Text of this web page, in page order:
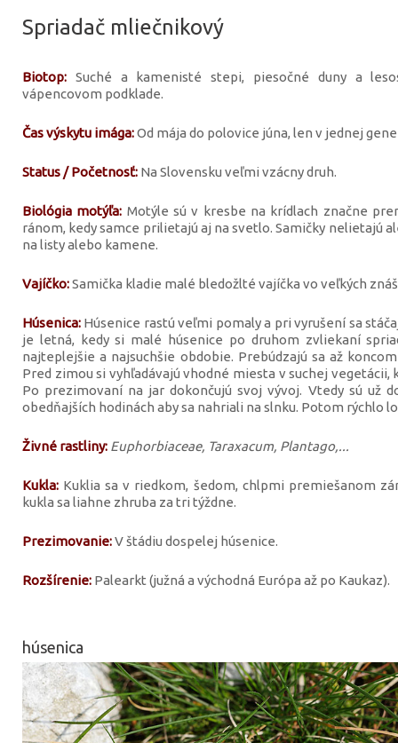
Spriadač mliečnikový
Biotop: Suché a kamenisté stepi, piesočné duny a
vápencovom podklade.
Čas výskytu imága:Od mája do polovice júna, len v jednej
Status / Početnosť: Na Slovensku veľmi vzácny druh.
Biológia motýľa: Motýle sú v kresbe na krídlach značne
ránom, kedy samce prilietajú aj na svetlo. Samičky nelietajú
na listy alebo kamene.
Vajíčko:Samička kladie malé bledožlté vajíčka vo veľkých
Húsenica: Húsenice rastú veľmi pomaly a pri vyrušení sa
je letná, kedy si malé húsenice po druhom zvliekaní
najteplejšie a najsuchšie obdobie. Prebúdzajú sa až
Pred zimou si vyhľadávajú vhodné miesta v suchej
Po prezimovaní na jar dokončujú svoj vývoj. Vtedy sú už
obedňajších hodinách aby sa nahriali na slnku. Potom rýchlo
Živné rastliny: Euphorbiaceae, Taraxacum, Plantago,...
Kukla: Kuklia sa v riedkom, šedom, chlpmi premiešanom
kukla sa liahne zhruba za tri týždne.
Prezimovanie:V štádiu dospelej húsenice.
Rozšírenie: Palearkt (južná a východná Európa až po Kaukaz).
húsenica